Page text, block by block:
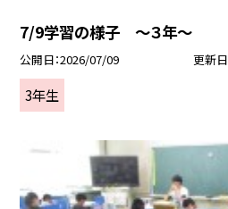
7/9学習の様子 ～３年～
公開日 2026/07/09 更新日
3年生